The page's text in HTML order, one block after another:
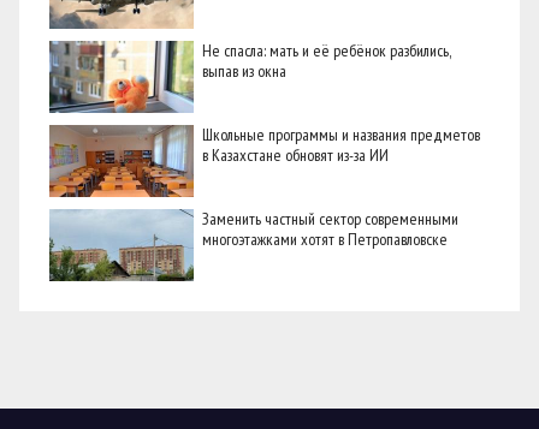
Не спасла: мать и её ребёнок разбились,
выпав из окна
Школьные программы и названия предметов
в Казахстане обновят из-за ИИ
Заменить частный сектор современными
многоэтажками хотят в Петропавловске